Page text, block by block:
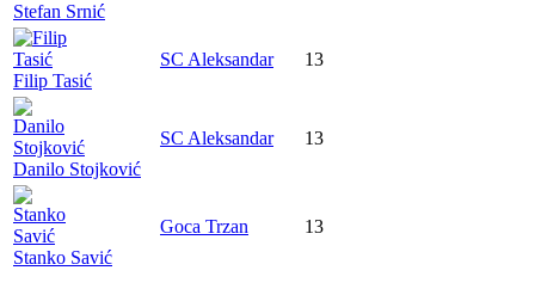
Stefan Srnić
Filip Tasić
SC Aleksandar 13
Danilo Stojković
SC Aleksandar 13
Stanko Savić
Goca Trzan 13